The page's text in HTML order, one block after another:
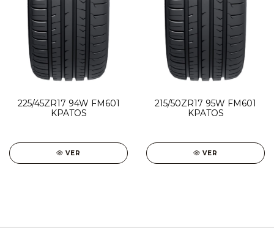
225/45ZR17 94W FM601
KPATOS
VER
215/50ZR17 95W FM601
KPATOS
VER